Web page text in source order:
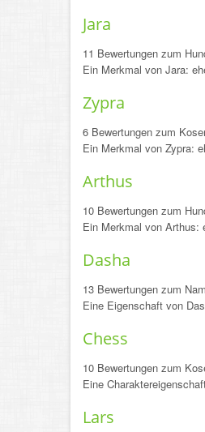
Jara
11 Bewertungen zum
Ein Merkmal von Jara:
Zypra
6 Bewertungen zum
Ein Merkmal von Zypra:
Arthus
10 Bewertungen zum
Ein Merkmal von Arthus:
Dasha
13 Bewertungen zum
Eine Eigenschaft von
Chess
10 Bewertungen zum
Eine
Lars